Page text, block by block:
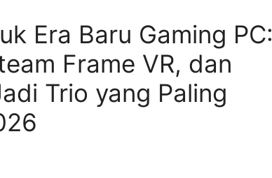
Era Baru Gaming PC:
Frame VR, dan
Trio yang Paling